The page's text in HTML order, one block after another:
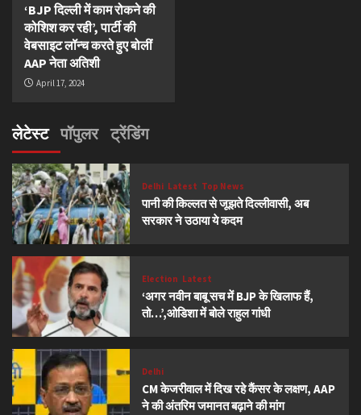
‘BJP दिल्ली में काम रोकने की
कोशिश कर रही’, पार्टी की
वेबसाइट लॉन्च करते हुए बोलीं
AAP नेता अतिशी
April 17, 2024
लेटेस्ट पॉपुलर ट्रेंडिंग
Delhi Latest Top News
पानी की किल्लत से जूझते दिल्लीवासी, अब
सरकार ने उठाया ये कदम
Election Latest
‘अगर नवीन बाबू सच में BJP के खिलाफ हैं,
तो…’,ओडिशा में बोले राहुल गांधी
Delhi
CM केजरीवाल में दिख रहे कैंसर के लक्षण, AAP
ने की अंतरिम जमानत बढ़ाने की मांग